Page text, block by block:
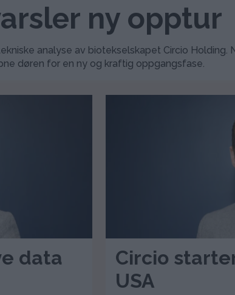
ny opptur
analyse av biotekselskapet Circio Holding.
døren for en ny og kraftig oppgangsfase.
data
Circio
USA